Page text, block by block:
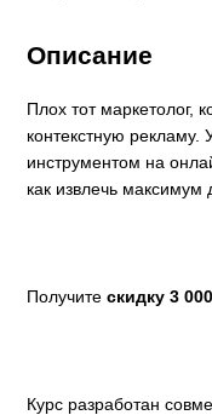
Описание
Плох тот маркетолог,
контекстную рекламу.
инструментом на
как извлечь максимум
Получитескидку 3
Курс разработан